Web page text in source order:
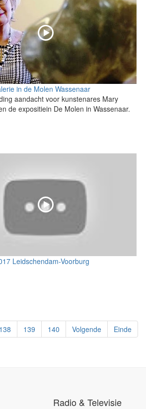
in de Molen Wassenaar
aandacht voor kunstenares Mary
de expositiein De Molen in Wassenaar.
Leidschendam-Voorburg
138 139 140 Volgende Einde
Radio & Televisie